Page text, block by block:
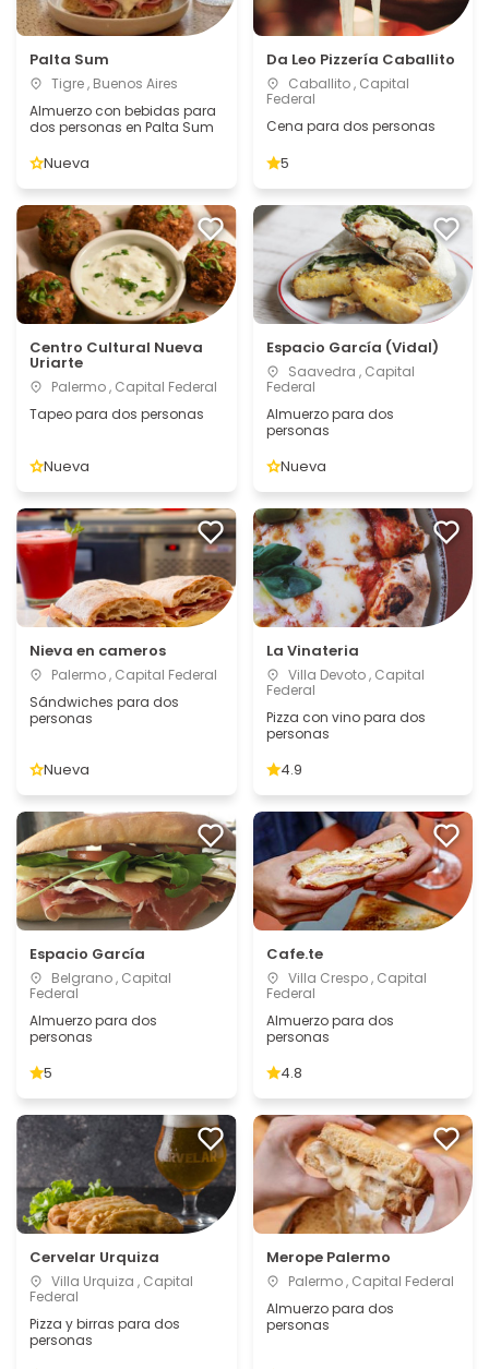
Palta Sum
Tigre , Buenos Aires
Almuerzo con bebidas para
dos personas en Palta Sum
Nueva
Da Leo Pizzería Caballito
Caballito , Capital
Federal
Cena para dos personas
5
Centro Cultural Nueva
Uriarte
Palermo , Capital Federal
Tapeo para dos personas
Nueva
Espacio García (Vidal)
Saavedra , Capital
Federal
Almuerzo para dos
personas
Nueva
Nieva en cameros
Palermo , Capital Federal
Sándwiches para dos
personas
Nueva
La Vinateria
Villa Devoto , Capital
Federal
Pizza con vino para dos
personas
4.9
Espacio García
Belgrano , Capital
Federal
Almuerzo para dos
personas
5
Cafe.te
Villa Crespo , Capital
Federal
Almuerzo para dos
personas
4.8
Cervelar Urquiza
Villa Urquiza , Capital
Federal
Pizza y birras para dos
personas
Merope Palermo
Palermo , Capital Federal
Almuerzo para dos
personas